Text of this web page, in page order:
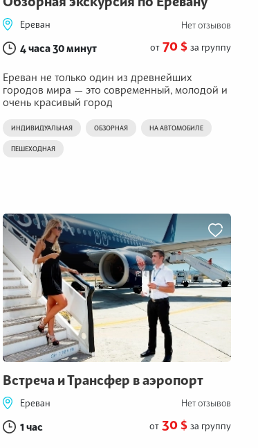
Ереван Нет отзывов
4 часа 30 минут от 70 $ за группу
Ереван не только один из древнейших
городов мира — это современный, молодой и
очень красивый город
ИНДИВИДУАЛЬНАЯ ОБЗОРНАЯ НА АВТОМОБИЛЕ
ПЕШЕХОДНАЯ
Встреча и Трансфер в аэропорт
Ереван Нет отзывов
1 час от 30 $ за группу